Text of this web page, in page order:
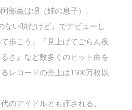
部薫は甥（姉の息子）。
ない唄だけど』でデビューし
歩こう』『見上げてごらん夜
さ』など数多くのヒット曲を
レコードの売上は1500万枚以
のアイドルとも評される。